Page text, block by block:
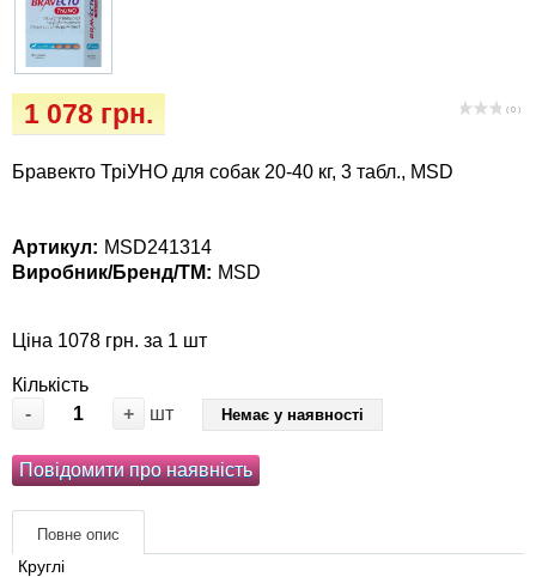
( 0 )
1 078 грн.
Бравекто ТріУНО для собак 20-40 кг, 3 табл., MSD
Артикул: MSD241314
Виробник/Бренд/ТМ: MSD
Ціна 1078 грн. за 1 шт
Кількість
-
+ шт Немає у наявності
Повідомити про наявність
Повне опис
Круглі
Ласощі та корми
собак
Лежаки, будиночки, охолоджуючи
Одяг та взуття
Перенесення, сумки, клітини
Післяопераційні засоби та витратні
матеріали
Подарункові сертифікати
Товари для голубів